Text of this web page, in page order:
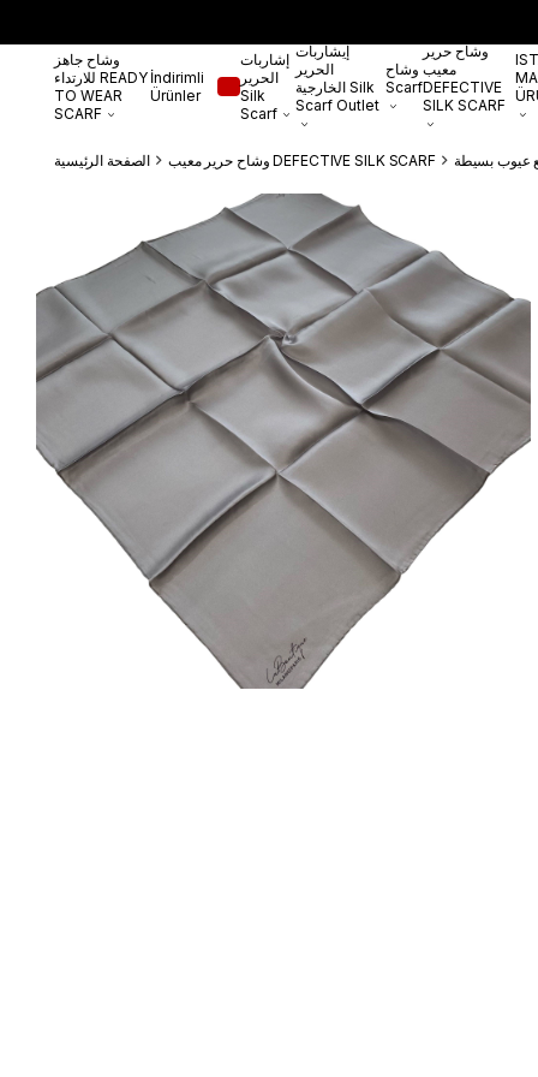
وشاح جاهز
للارتداء READY
TO WEAR
SCARF
İndirimli
Ürünler
إشاربات
الحرير
Silk
Scarf
إيشاربات
الحرير
الخارجية Silk
Scarf Outlet
وشاح
Scarf
وشاح حرير
معيب
DEFECTIVE
SILK SCARF
الصفحة الرئيسية وشاح حرير معيب DEFECTIVE SILK SCARF